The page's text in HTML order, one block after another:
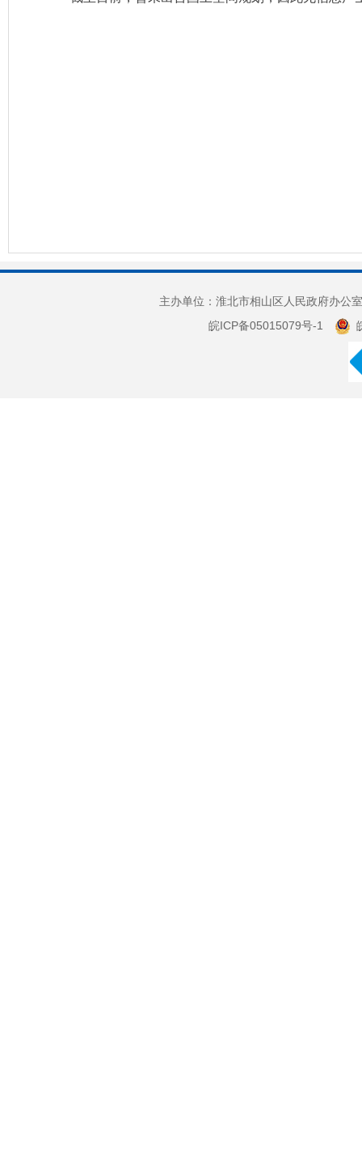
主办单位：淮北市相山区人民政府办
皖ICP备05015079号-1